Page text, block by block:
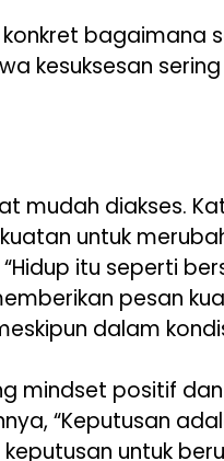
bagaimana
kesuksesan
mudah diakses.
untuk
itu seperti
pesan
dalam
mindset positif
“Keputusan
untuk